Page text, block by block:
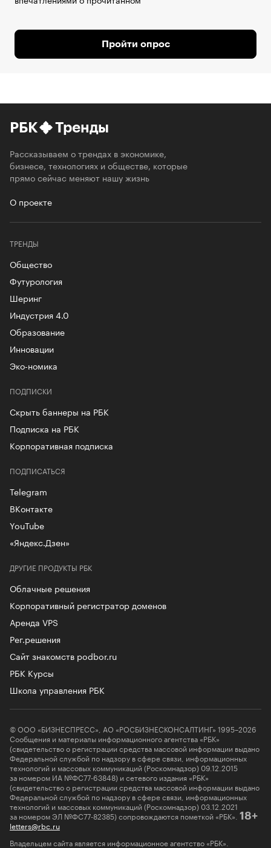
Пройти опрос
РБК Тренды
Рассказываем о трендах в экономике,
бизнесе, технологиях и обществе, которые
прямо сейчас меняют нашу жизнь
О проекте
ТРЕНДЫ
Общество
Футурология
Шеринг
Индустрия 4.0
Образование
Инновации
Эко-номика
ПОДПИСКИ
Скрыть баннеры на РБК
Подписка на РБК
Корпоративная подписка
ДРУГИЕ ПРОДУКТЫ РБК
Облачные решения
Корпоративный регистратор доменов
Аренда VPS
Рег.решения
Сайт знакомств podbor.ru
РБК Курсы
Школа управления РБК
ПОДПИСАТЬСЯ
Telegram
ВКонтакте
YouTube
«Яндекс.Дзен»
© ООО «БИЗНЕСПРЕСС», АО «РОСБИЗНЕСКОНСАЛТИНГ» 1995–2026
Сообщения и материалы информационного агентства «РБК»
(свидетельство о регистрации средства массовой информации выдано
Федеральной службой по надзору в сфере связи, информационных
технологий и массовых коммуникаций (Роскомнадзор) 09.12.2015
за номером ИА №ФС77-63848) и сетевого издания «РБК»
(свидетельство о регистрации средства массовой информации выдано
Федеральной службой по надзору в сфере связи, информационных
технологий и массовых коммуникаций (Роскомнадзор) 03.12.2021
за номером ЭЛ №ФС77-82385) сопровождаются пометкой «РБК». 18+
letters@rbc.ru
Владельцем сайта является информационное агентство «РБК».